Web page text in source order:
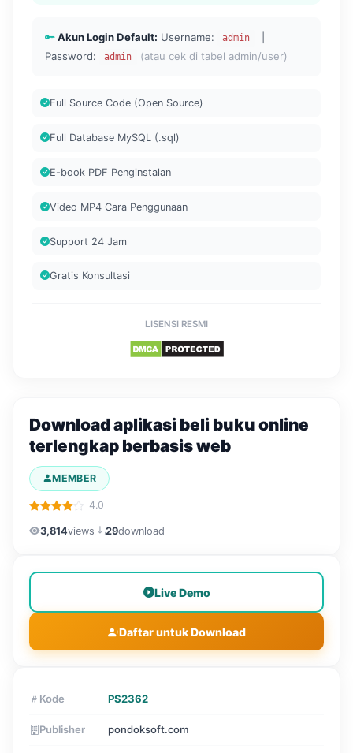
Akun Login Default: Username: admin
Password:
admin (atau cek di tabel admin/user)
Full Source Code (Open Source)
Full Database MySQL (.sql)
E-book PDF Penginstalan
Video MP4 Cara Penggunaan
Support 24 Jam
Gratis Konsultasi
LISENSI RESMI
Download aplikasi beli buku online
terlengkap berbasis web
MEMBER
4.0
3,814views 29download
Live Demo
Daftar untuk Download
Kode PS2362
Publisher pondoksoft.com